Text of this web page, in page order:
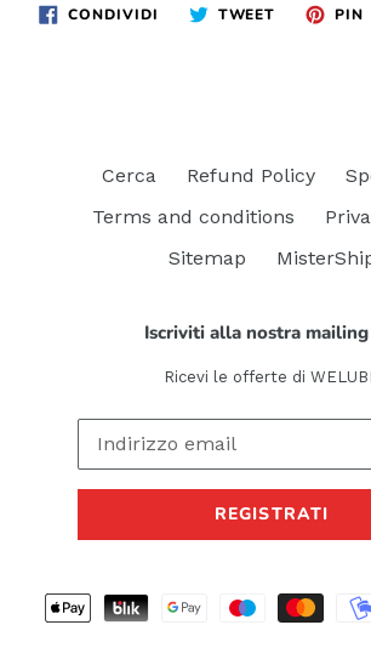
CONDIVIDI CONDIVIDITWEET TWITTAPIN
Cerca Refund Policy
Terms and conditions
Sitemap
Iscriviti alla nostra
Ricevi le offerte di
REGISTRATI
pagamento